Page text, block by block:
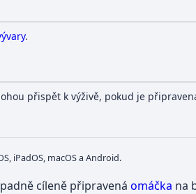
.
přispět k výživě, pokud je
iPadOS, macOS a Android.
cíleně připravená omáčka na